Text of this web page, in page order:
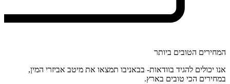
המחירים הטובים ביותר
אנו יכולים להגיד בוודאות- בבאניבו תמצאו את מיטב אביזרי המין,
במחירים הכי טובים בארץ.